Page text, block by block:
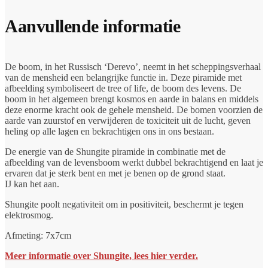
Aanvullende informatie
De boom, in het Russisch ‘Derevo’, neemt in het scheppingsverhaal
van de mensheid een belangrijke functie in. Deze piramide met
afbeelding symboliseert de tree of life, de boom des levens. De
boom in het algemeen brengt kosmos en aarde in balans en middels
deze enorme kracht ook de gehele mensheid. De bomen voorzien de
aarde van zuurstof en verwijderen de toxiciteit uit de lucht, geven
heling op alle lagen en bekrachtigen ons in ons bestaan.
De energie van de Shungite piramide in combinatie met de
afbeelding van de levensboom werkt dubbel bekrachtigend en laat je
ervaren dat je sterk bent en met je benen op de grond staat.
IJ kan het aan.
Shungite poolt negativiteit om in positiviteit, beschermt je tegen
elektrosmog.
Afmeting: 7x7cm
Meer informatie over Shungite, lees hier verder.